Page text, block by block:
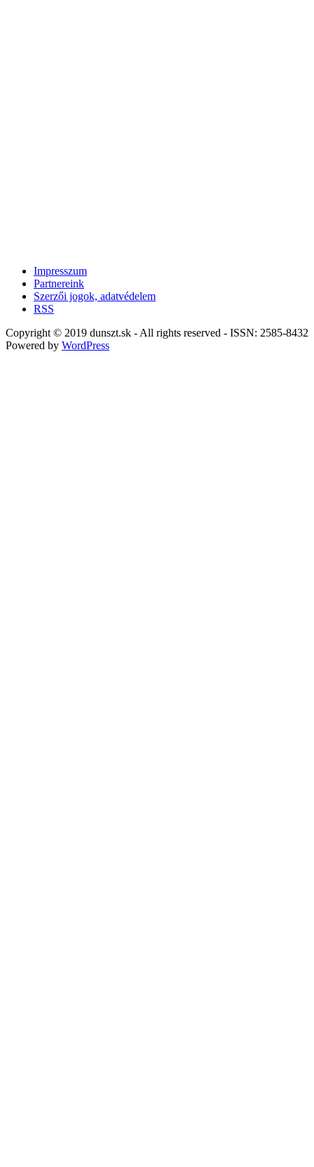
Impresszum
Partnereink
Szerzői jogok, adatvédelem
RSS
Copyright © 2019 dunszt.sk - All rights reserved - ISSN: 2585-8432
Powered by WordPress